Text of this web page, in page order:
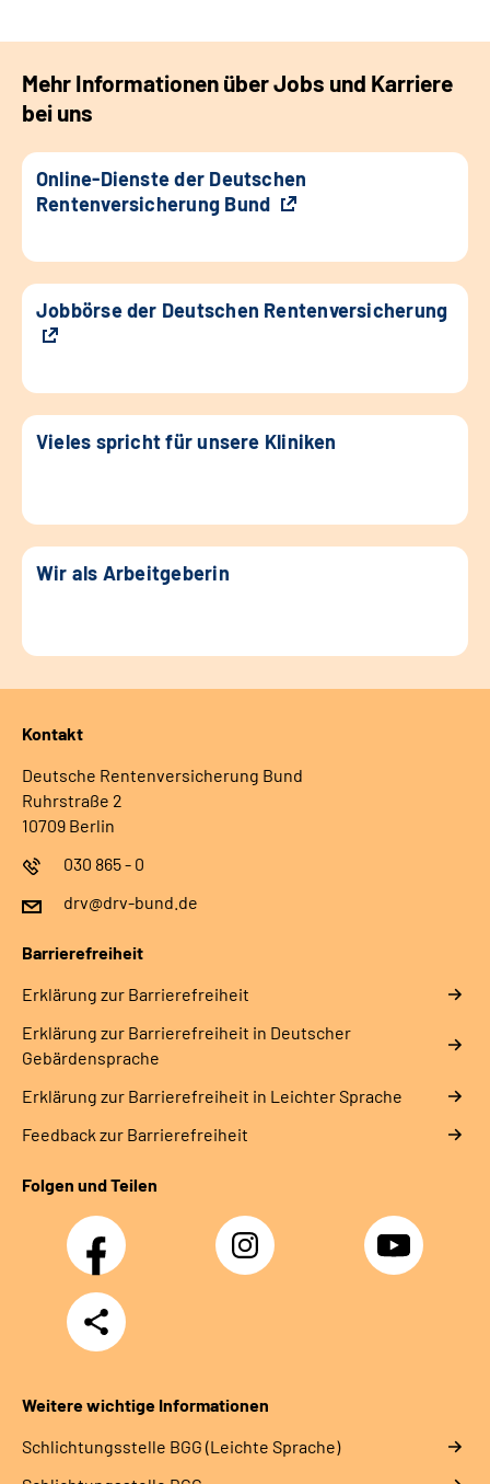
Mehr Informationen über Jobs und Karriere
bei uns
Online-Dienste der Deutschen
Rentenversicherung Bund
Jobbörse der Deutschen Rentenversicherung
Vieles spricht für unsere Kliniken
Wir als Arbeitgeberin
Kontakt
Deutsche Rentenversicherung Bund
Ruhrstraße 2
10709 Berlin
030 865 - 0
drv@drv-bund.de
Barrierefreiheit
Erklärung zur Barrierefreiheit
Erklärung zur Barrierefreiheit in Deutscher
Gebärdensprache
Erklärung zur Barrierefreiheit in Leichter Sprache
Feedback zur Barrierefreiheit
Folgen und Teilen
Facebook Instagram YouTube
Teilen
Weitere wichtige Informationen
Schlich­tungs­stel­le BGG (Leichte Sprache)